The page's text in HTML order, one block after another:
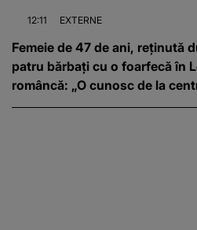
12:11 EXTERNE
Femeie de 47 de ani, reținută
patru bărbați cu o foarfecă în
româncă: „O cunosc de la